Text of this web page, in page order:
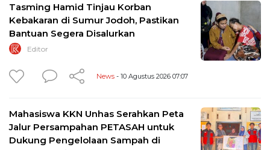
Tasming Hamid Tinjau Korban
Kebakaran di Sumur Jodoh, Pastikan
Bantuan Segera Disalurkan
Editor
News - 10 Agustus 2026 07:07
Mahasiswa KKN Unhas Serahkan Peta
Jalur Persampahan PETASAH untuk
Dukung Pengelolaan Sampah di